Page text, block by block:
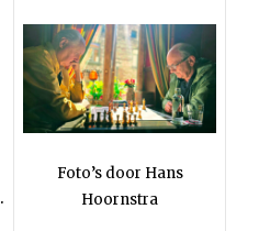
Foto’s door Hans
Hoornstra